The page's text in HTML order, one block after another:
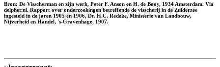
Bron: De Visscherman en zijn werk, Peter F. Anson en H. de Booy, 1934 Amsterdam. Via
delpher.nl. Rapport over onderzoekingen betreffende de visscherij in de Zuiderzee
ingesteld in de jaren 1905 en 1906, Dr. H.C. Redeke, Ministerie van Landbouw,
Nijverheid en Handel, 's-Gravenhage, 1907.